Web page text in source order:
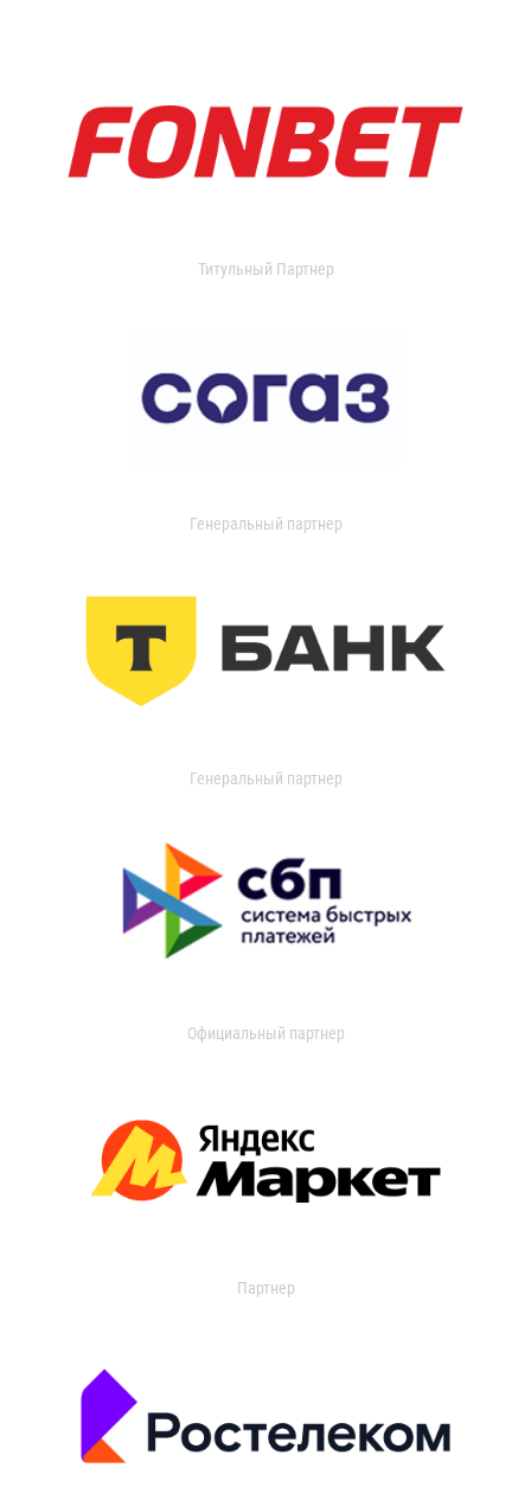
Титульный Партнер
Генеральный партнер
Генеральный партнер
Официальный партнер
Партнер